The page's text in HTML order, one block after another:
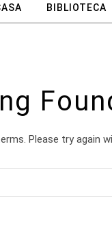
BIBLIOTECA
Please try again